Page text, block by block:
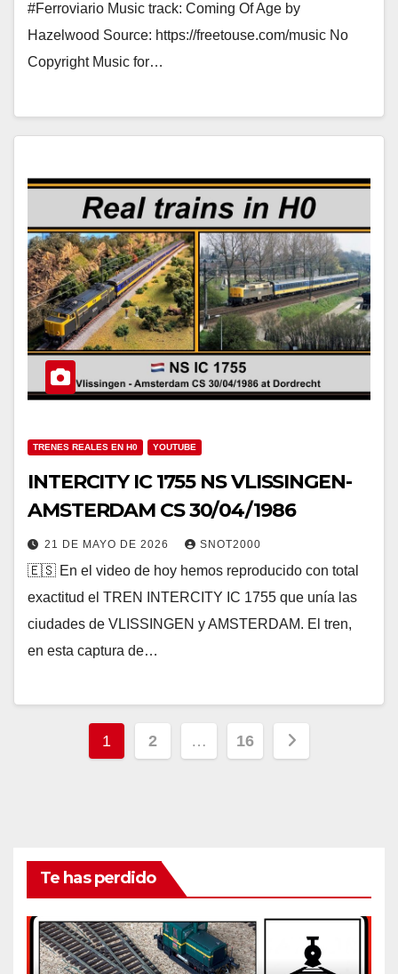
#Ferroviario Music track: Coming Of Age by
Hazelwood Source: https://freetouse.com/music No
Copyright Music for…
TRENES REALES EN H0 YOUTUBE
INTERCITY IC 1755 NS VLISSINGEN-
AMSTERDAM CS 30/04/1986
21 DE MAYO DE 2026 SNOT2000
🇪🇸 En el video de hoy hemos reproducido con total
exactitud el TREN INTERCITY IC 1755 que unía las
ciudades de VLISSINGEN y AMSTERDAM. El tren,
en esta captura de…
Paginación
1 2 … 16
Te has perdido